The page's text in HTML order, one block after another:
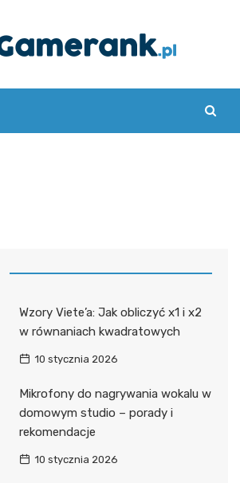
Wzory Viete’a: Jak obliczyć x1 i x2
w równaniach kwadratowych
10 stycznia 2026
Mikrofony do nagrywania wokalu w
domowym studio – porady i
rekomendacje
10 stycznia 2026